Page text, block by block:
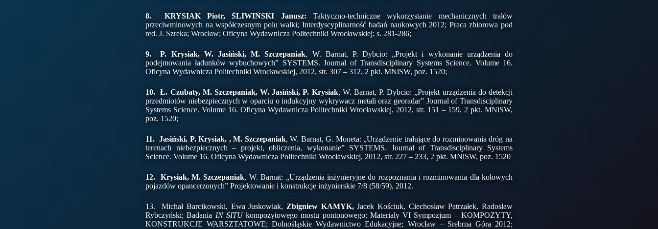
8. KRYSIAK Piotr, ŚLIWIŃSKI Janusz: Taktyczno-techniczne wykorzystanie mechanicznych trałów
przeciwminowych na współczesnym polu walki; Interdyscyplinarność badań naukowych 2012; Praca zbiorowa pod
red. J. Szreka; Wrocław; Oficyna Wydawnicza Politechniki Wrocławskiej; s. 281-286;
9. P. Krysiak, W. Jasiński, M. Szczepaniak, W. Barnat, P. Dybcio: „Projekt i wykonanie urządzenia do
podejmowania ładunków wybuchowych” SYSTEMS. Journal of Transdisciplinary Systems Science. Volume 16.
Oficyna Wydawnicza Politechniki Wrocławskiej, 2012, str. 307 – 312, 2 pkt. MNiSW, poz. 1520;
10. Ł. Czubaty, M. Szczepaniak, W. Jasiński, P. Krysiak, W. Barnat, P. Dybcio: „Projekt urządzenia do detekcji
przedmiotów niebezpiecznych w oparciu o indukcyjny wykrywacz metali oraz georadar” Journal of Transdisciplinary
Systems Science. Volume 16. Oficyna Wydawnicza Politechniki Wrocławskiej, 2012, str. 151 – 159, 2 pkt. MNiSW,
poz. 1520;
11. Jasiński, P. Krysiak, , M. Szczepaniak, W. Barnat, G. Moneta: „Urządzenie trałujące do rozminowania dróg na
terenach niebezpiecznych – projekt, obliczenia, wykonanie” SYSTEMS. Journal of Transdisciplinary Systems
Science. Volume 16. Oficyna Wydawnicza Politechniki Wrocławskiej, 2012, str. 227 – 233, 2 pkt. MNiSW, poz. 1520
12. Krysiak, M. Szczepaniak, W. Barnat: „Urządzenia inżynieryjne do rozpoznania i rozminowania dla kołowych
pojazdów opancerzonych” Projektowanie i konstrukcje inżynierskie 7/8 (58/59), 2012.
13. Michał Barcikowski, Ewa Juskowiak, Zbigniew KAMYK,Jacek Kościuk, Ciechosław Patrzałek, Radosław
Rybczyński; Badania IN SITUkompozytowego mostu pontonowego; Materiały VI Sympozjum – KOMPOZYTY,
KONSTRUKCJE WARSZTATOWE; Dolnośląskie Wydawnictwo Edukacyjne; Wrocław – Srebrna Góra 2012;